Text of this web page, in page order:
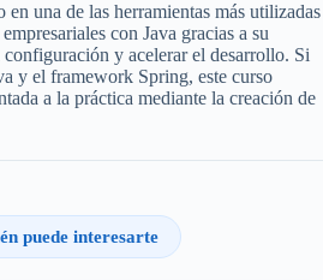
una de las herramientas más utilizadas
con Java gracias a su
y acelerar el desarrollo. Si
y el framework Spring, este curso
a la práctica mediante la creación de
puede interesarte